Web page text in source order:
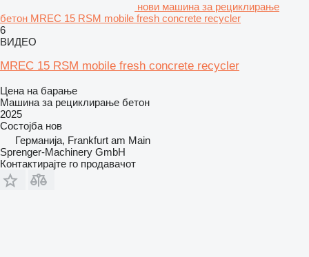
нови машина за рециклирање
бетон MREC 15 RSM mobile fresh concrete recycler
6
ВИДЕО
MREC 15 RSM mobile fresh concrete recycler
Цена на барање
Машина за рециклирање бетон
2025
Состојба нов
Германија, Frankfurt am Main
Sprenger-Machinery GmbH
Контактирајте го продавачот